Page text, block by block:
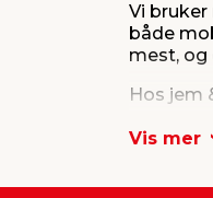
Vi
både
mest, og
Hos jem
Vis mer